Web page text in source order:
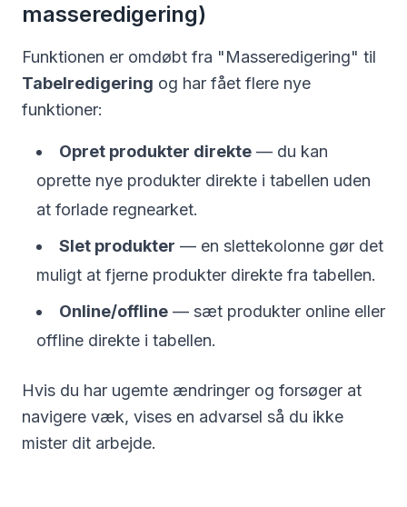
masseredigering)
Funktionen er omdøbt fra "Masseredigering" til
Tabelredigering og har fået flere nye
funktioner:
Opret produkter direkte — du kan
oprette nye produkter direkte i tabellen uden
at forlade regnearket.
Slet produkter — en slettekolonne gør det
muligt at fjerne produkter direkte fra tabellen.
Online/offline — sæt produkter online eller
offline direkte i tabellen.
Hvis du har ugemte ændringer og forsøger at
navigere væk, vises en advarsel så du ikke
mister dit arbejde.